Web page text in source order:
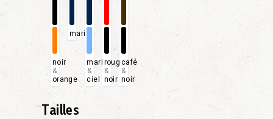
noir
&
orange
marine
marine
&
ciel
rouge
&
noir
café
&
noir
Tailles